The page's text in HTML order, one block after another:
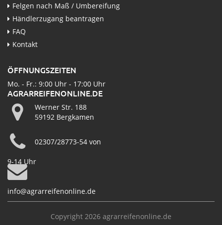
Felgen nach Maß / Umbereifung
Händlerzugang beantragen
FAQ
Kontakt
ÖFFNUNGSZEITEN
Mo. - Fr.: 9:00 Uhr - 17:00 Uhr
AGRARREIFENONLINE.DE
Werner Str. 188
59192 Bergkamen
02307/28773-54 von
9-14 Uhr
info@agrarreifenonline.de
Copyright 2026 agrarreifenonline.de